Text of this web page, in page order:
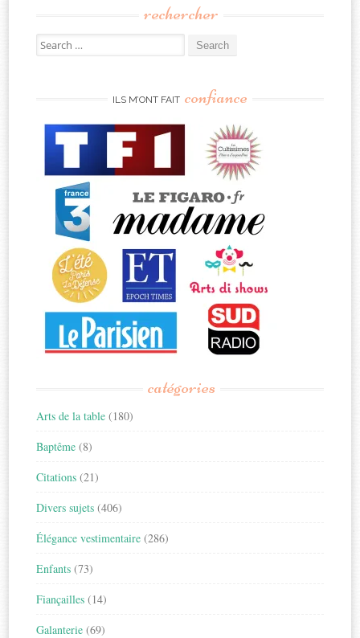
rechercher
Search
for:
ILS M’ONT FAIT confiance
catégories
Arts de la table (180)
Baptême (8)
Citations (21)
Divers sujets (406)
Élégance vestimentaire (286)
Enfants (73)
Fiançailles (14)
Galanterie (69)